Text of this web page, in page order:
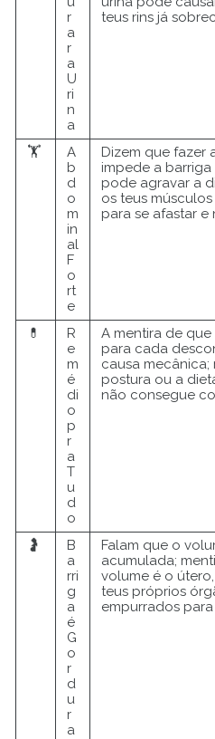
r
a
r
a
U
ri
n
a
teus rins já
🏋️
A
b
d
o
m
in
al
F
o
rt
e
Dizem que fazer
impede a barriga
pode agravar a
os teus
para se afastar e
💊
R
e
m
é
di
o
p
r
a
T
u
d
o
A mentira de
para cada
causa mecânica;
postura ou a
não consegue
🤰
B
a
rri
g
a
é
G
o
r
d
u
r
a
Falam que o
acumulada;
volume é o
teus próprios
empurrados